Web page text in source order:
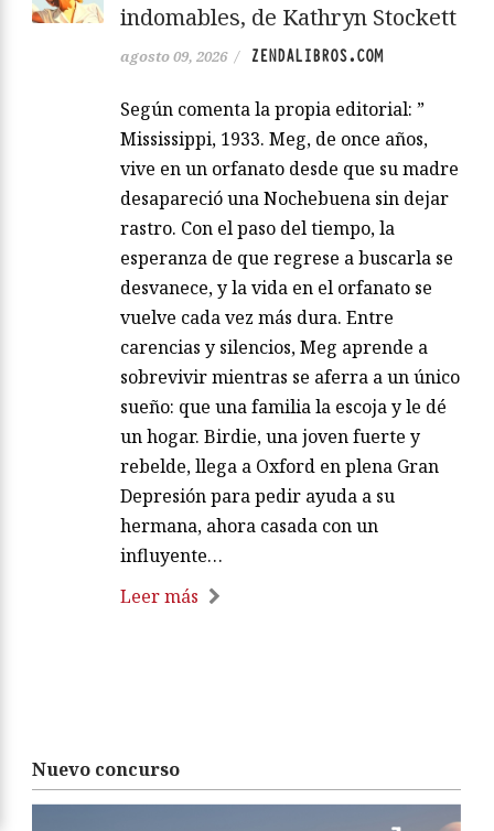
indomables, de Kathryn Stockett
agosto 09, 2026 / ZENDALIBROS.COM
Según comenta la propia editorial: ”
Mississippi, 1933. Meg, de once años,
vive en un orfanato desde que su madre
desapareció una Nochebuena sin dejar
rastro. Con el paso del tiempo, la
esperanza de que regrese a buscarla se
desvanece, y la vida en el orfanato se
vuelve cada vez más dura. Entre
carencias y silencios, Meg aprende a
sobrevivir mientras se aferra a un único
sueño: que una familia la escoja y le dé
un hogar. Birdie, una joven fuerte y
rebelde, llega a Oxford en plena Gran
Depresión para pedir ayuda a su
hermana, ahora casada con un
influyente…
Leer más
Nuevo concurso